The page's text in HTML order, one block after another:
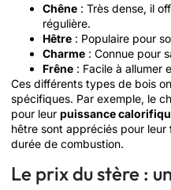
Chêne : Très dense, il
régulière.
Hêtre : Populaire pour
Charme : Connue pour
Frêne : Facile à allumer
Ces différents types de bois
spécifiques. Par exemple, le
pour leur puissance
hêtre sont appréciés pour leur
durée de combustion.
Le prix du stère :